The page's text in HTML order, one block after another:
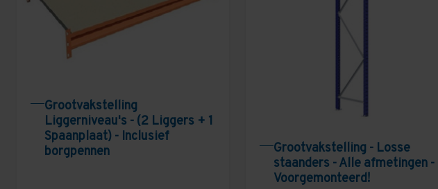
Grootvakstelling
Liggerniveau's - (2 Liggers + 1
Spaanplaat) - Inclusief
borgpennen
Grootvakstelling - Losse
staanders - Alle afmetingen -
Voorgemonteerd!